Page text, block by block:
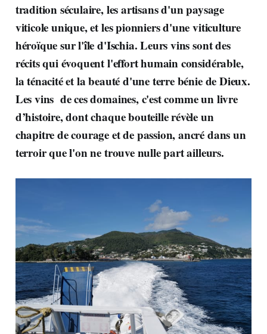
tradition séculaire, les artisans d'un paysage
viticole unique, et les pionniers d'une viticulture
héroïque sur l'île d'Ischia. Leurs vins sont des
récits qui évoquent l'effort humain considérable,
la ténacité et la beauté d'une terre bénie de Dieux.
Les vins de ces domaines, c'est comme un livre
d’histoire, dont chaque bouteille révèle un
chapitre de courage et de passion, ancré dans un
terroir que l'on ne trouve nulle part ailleurs.